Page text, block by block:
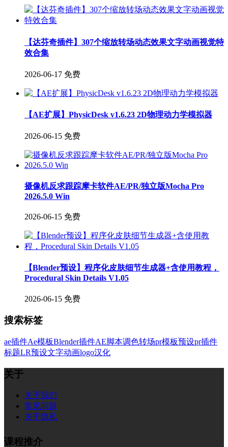
【达芬奇插件】307个缩放转场动态效果文字动画视觉特
效合集
2026-06-17 免费
【AE扩展】PhysicDesk v1.6.23 2D物理动力学模拟器
2026-06-15 免费
摄像机反求跟踪摩卡软件AE/PR/独立版Mocha Pro
2026.5.0 Win
2026-06-15 免费
【Blender预设】程序化皮肤细节生成器+含使用教程，
Procedural Skin Details V1.05
2026-06-15 免费
搜索标签
ae插件Ae模板Blender插件AE脚本调色转场pr模板预设pr插件
标题LR预设文字动画logo汉化
关于
关于我们
常见问题
关于隐私
课程推介